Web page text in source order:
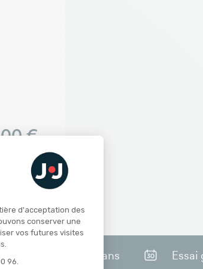
€
Garantie 10 ans
:
d'acceptation des
conserver une
vos futures visites
96.